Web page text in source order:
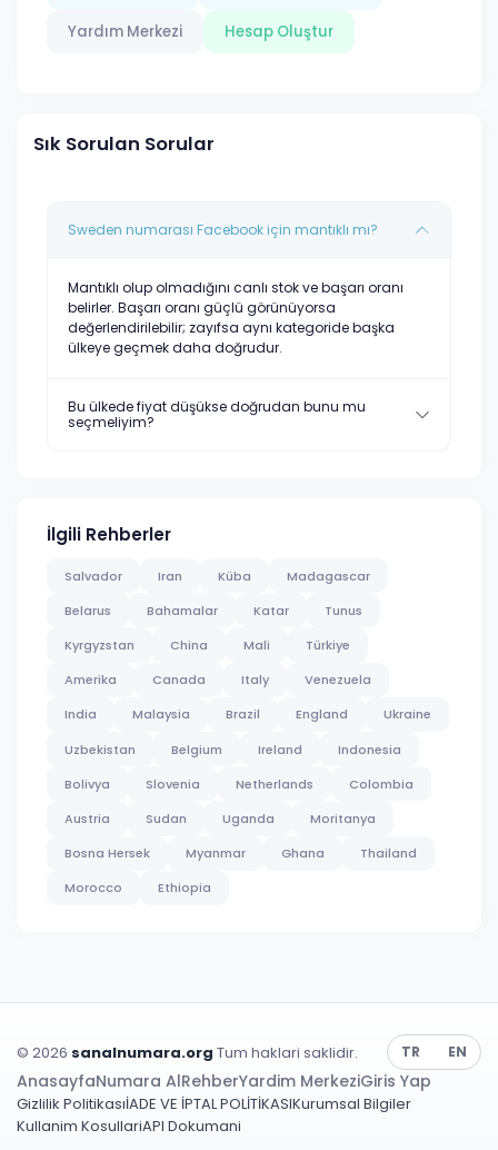
Yardım Merkezi Hesap Oluştur
Sık Sorulan Sorular
Sweden numarası Facebook için mantıklı mı?
Mantıklı olup olmadığını canlı stok ve başarı oranı
belirler. Başarı oranı güçlü görünüyorsa
değerlendirilebilir; zayıfsa aynı kategoride başka
ülkeye geçmek daha doğrudur.
Bu ülkede fiyat düşükse doğrudan bunu mu
seçmeliyim?
İlgili Rehberler
Salvador Iran Küba
Madagascar
Belarus
Bahamalar Katar
Tunus
Kyrgyzstan
China Mali
Türkiye
Amerika
Canada Italy
Venezuela
India
Malaysia Brazil England
Ukraine
Uzbekistan
Belgium Ireland
Indonesia
Bolivya
Slovenia Netherlands
Colombia
Austria
Sudan Uganda
Moritanya
Bosna Hersek
Myanmar Ghana
Thailand
Morocco
Ethiopia
© 2026 sanalnumara.org Tum haklari saklidir. TR EN
AnasayfaNumara AlRehberYardim MerkeziGiris Yap
Gizlilik PolitikasıİADE VE İPTAL POLİTİKASIKurumsal Bilgiler
Kullanim KosullariAPI Dokumani